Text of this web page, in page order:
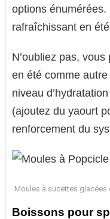
options énumérées.
rafraîchissant en
N’oubliez pas,
en été comme
niveau
(ajoutez du yaourt
renforcement du
Moules à sucettes glacées
Boissons pour